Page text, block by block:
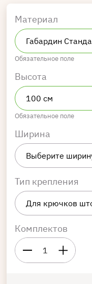
Материал
Обязательное поле
Высота
Обязательное поле
Ширина
Тип крепления
Комплектов
1